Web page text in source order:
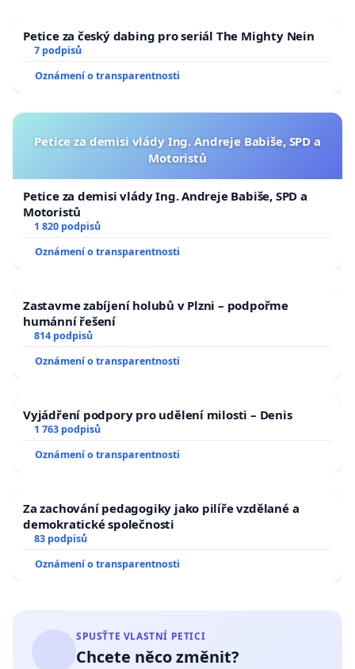
Petice za český dabing pro seriál The Mighty Nein
7 podpisů
Oznámení o transparentnosti
Petice za demisi vlády Ing. Andreje Babiše, SPD a
Motoristů
Petice za demisi vlády Ing. Andreje Babiše, SPD a
Motoristů
1 820 podpisů
Oznámení o transparentnosti
Zastavme zabíjení holubů v Plzni – podpořme
humánní řešení
814 podpisů
Oznámení o transparentnosti
Vyjádření podpory pro udělení milosti – Denis
1 763 podpisů
Oznámení o transparentnosti
Za zachování pedagogiky jako pilíře vzdělané a
demokratické společnosti
83 podpisů
Oznámení o transparentnosti
SPUSŤTE VLASTNÍ PETICI
Chcete něco změnit?